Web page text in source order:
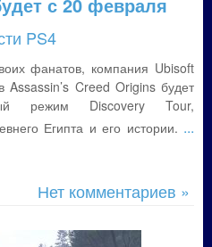
PS4
фанатов, компания Ubisoft
Creed Origins будет
режим Discovery Tour,
Египта и его истории. ...
Нет комментариев »